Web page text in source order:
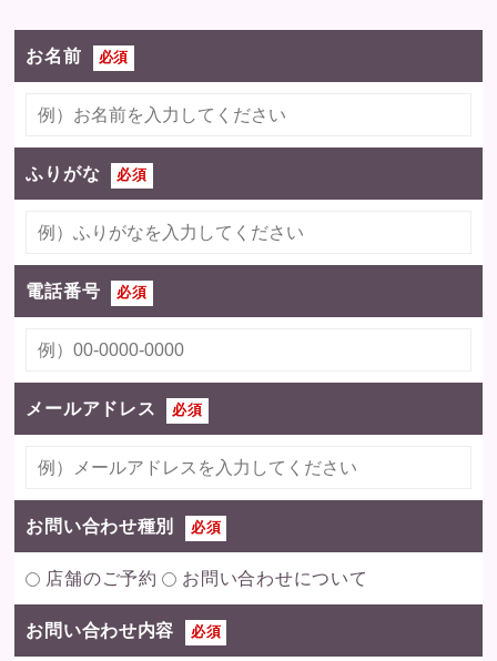
お名前 必須
ふりがな 必須
電話番号 必須
メールアドレス 必須
お問い合わせ種別 必須
店舗のご予約 お問い合わせについて
お問い合わせ内容 必須